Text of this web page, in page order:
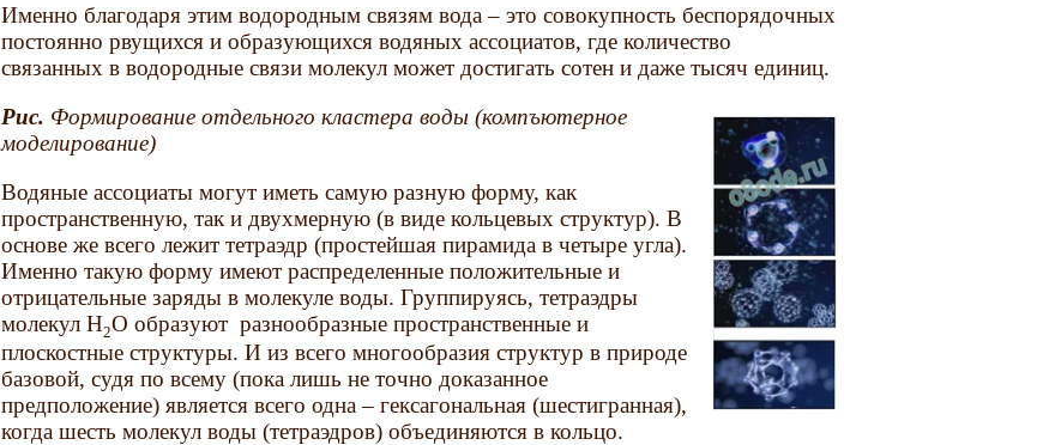
Именно благодаря этим водородным связям вода – это совокупность беспорядочных
постоянно рвущихся и образующихся водяных ассоциатов, где количество
связанных в водородные связи молекул может достигать сотен и даже тысяч единиц.
Рис. Формирование отдельного кластера воды (компъютерное
моделирование)
Водяные ассоциаты могут иметь самую разную форму, как
пространственную, так и двухмерную (в виде кольцевых структур). В
основе же всего лежит тетраэдр (простейшая пирамида в четыре угла).
Именно такую форму имеют распределенные положительные и
отрицательные заряды в молекуле воды. Группируясь, тетраэдры
молекул H2O образуют разнообразные пространственные и
плоскостные структуры. И из всего многообразия структур в природе
базовой, судя по всему (пока лишь не точно доказанное
предположение) является всего одна – гексагональная (шестигранная),
когда шесть молекул воды (тетраэдров) объединяются в кольцо.